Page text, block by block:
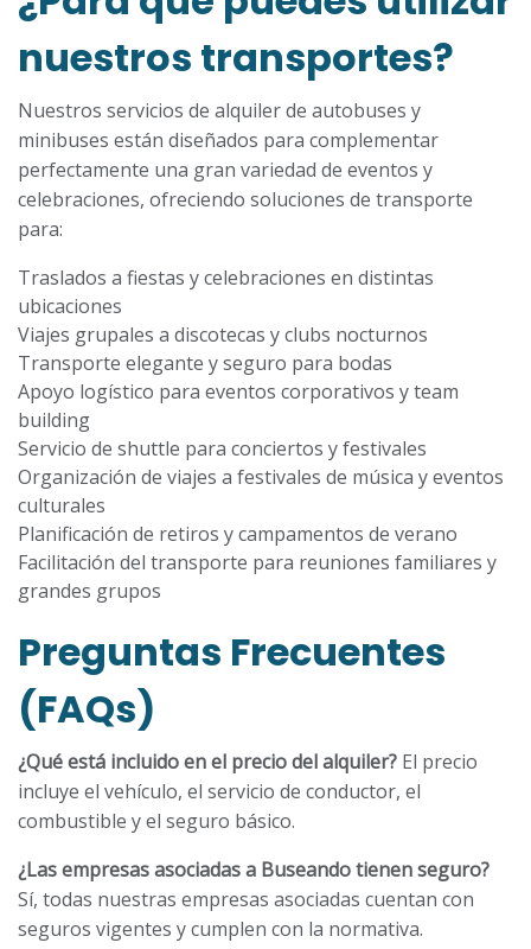
nuestros transportes?
Nuestros servicios de alquiler de autobuses y
minibuses están diseñados para complementar
perfectamente una gran variedad de eventos y
celebraciones, ofreciendo soluciones de transporte
para:
Traslados a fiestas y celebraciones en distintas
ubicaciones
Viajes grupales a discotecas y clubs nocturnos
Transporte elegante y seguro para bodas
Apoyo logístico para eventos corporativos y team
building
Servicio de shuttle para conciertos y festivales
Organización de viajes a festivales de música y eventos
culturales
Planificación de retiros y campamentos de verano
Facilitación del transporte para reuniones familiares y
grandes grupos
Preguntas Frecuentes
(FAQs)
¿Qué está incluido en el precio del alquiler? El precio
incluye el vehículo, el servicio de conductor, el
combustible y el seguro básico.
¿Las empresas asociadas a Buseando tienen seguro?
Sí, todas nuestras empresas asociadas cuentan con
seguros vigentes y cumplen con la normativa.